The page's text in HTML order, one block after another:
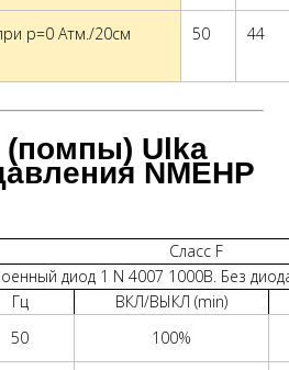
p=0 Атм./20см 50 44
Ulka
NMEHP
Сласс F
диод 1 N 4007 1000В. Без
Гц
ВКЛ/ВЫКЛ (min)
50 100%